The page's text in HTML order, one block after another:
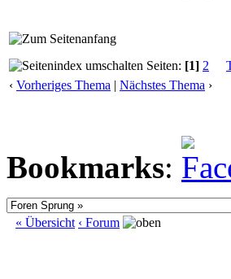
Seiten: [1] 2
‹ Vorheriges Thema | Nächstes Thema ›
Bookmarks:
« Übersicht ‹ Forum